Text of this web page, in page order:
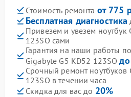
Стоимость ремонта от 775
Бесплатная диагностика
Привезем и увезем ноутбук
123SO сами
Гарантия на наши работы
Gigabyte G5 KD52 123SO
Срочный ремонт ноутбуков
123SO в течении часа
Скидка для вас до 20%